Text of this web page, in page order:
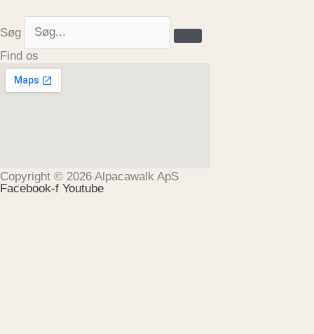
Søg
Find os
Copyright © 2026 Alpacawalk ApS
Facebook-f Youtube